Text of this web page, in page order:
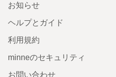
お知らせ
ヘルプとガイド
利用規約
minneのセキュリティ
お問い合わせ